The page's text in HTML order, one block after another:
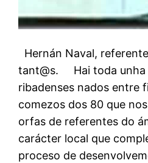
Hernán Naval,
tant@s. Hai toda unha
ribadenses nados entre
comezos dos 80 que
orfas de referentes do
carácter local que
proceso de